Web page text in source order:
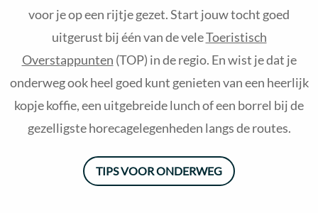
voor je op een rijtje gezet. Start jouw tocht goed
uitgerust bij één van de veleToeristisch
Overstappunten (TOP) in de regio. En wist je dat je
onderweg ook heel goed kunt genieten van een heerlijk
kopje koffie, een uitgebreide lunch of een borrel bij de
gezelligste horecagelegenheden langs de routes.
TIPS VOOR ONDERWEG